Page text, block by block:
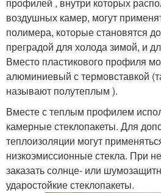
профилей , внутри которых
воздушных камер, могут
полимера, которые становятся
преградой для холода зимой, и
Вместо пластикового профиля
алюминиевый с термовставкой
называют полутеплым ).
Вместе с теплым профилем
камерные стеклопакеты. Для
теплоизоляции могут
низкоэмиссионные стекла. При
заказать солнце- или
ударостойкие стеклопакеты.